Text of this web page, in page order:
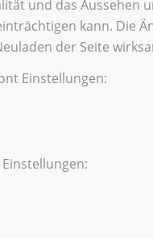
und das Aussehen
kann. Die
der Seite
Einstellungen: